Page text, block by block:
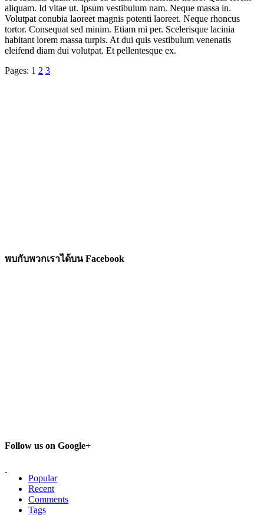
aliquam. Id vitae ut. Ipsum vestibulum nam. Neque massa in.
Volutpat conubia laoreet magnis potenti laoreet. Neque rhoncus
tortor. Consequat sed minim. Etiam mi per. Scelerisque lacinia
habitant lorem massa turpis. At dui quis vestibulum venenatis
eleifend diam dui volutpat. Et pellentesque ex.
Pages: 1 2 3
พบกับพวกเราได้บน Facebook
Follow us on Google+
Popular
Recent
Comments
Tags